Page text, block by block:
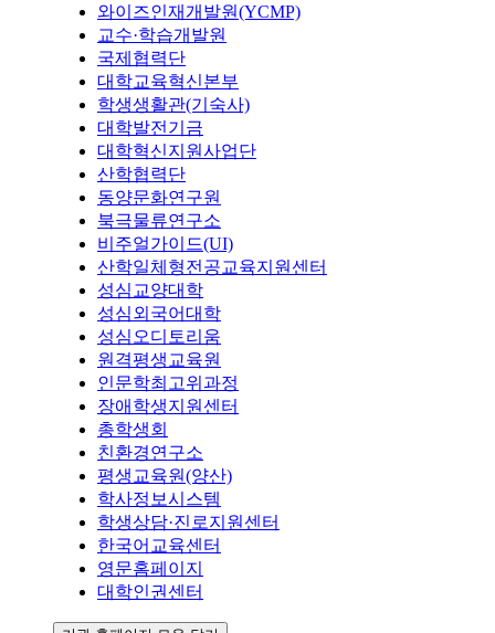
와이즈인재개발원(YCMP)
교수·학습개발원
국제협력단
대학교육혁신본부
학생생활관(기숙사)
대학발전기금
대학혁신지원사업단
산학협력단
동양문화연구원
북극물류연구소
비주얼가이드(UI)
산학일체형전공교육지원센터
성심교양대학
성심외국어대학
성심오디토리움
원격평생교육원
인문학최고위과정
장애학생지원센터
총학생회
친환경연구소
평생교육원(양산)
학사정보시스템
학생상담·진로지원센터
한국어교육센터
영문홈페이지
대학인권센터